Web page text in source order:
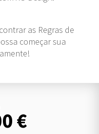
as Regras de
começar sua
€